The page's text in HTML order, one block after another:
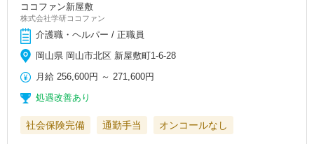
ココファン新屋敷
株式会社学研ココファン
介護職・ヘルパー / 正職員
岡山県 岡山市北区 新屋敷町1-6-28
月給 256,600円 ～ 271,600円
処遇改善あり
社会保険完備 通勤手当 オンコールなし